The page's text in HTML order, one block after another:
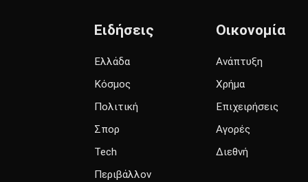
Ειδήσεις
Ελλάδα
Κόσμος
Πολιτική
Σπορ
Tech
Περιβάλλον
Οικονομία
Ανάπτυξη
Χρήμα
Επιχειρήσεις
Αγορές
Διεθνή